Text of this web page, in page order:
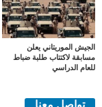
الجيش الموريتاني يعلن
مسابقة لاكتتاب طلبة ضباط
للعام الدراسي